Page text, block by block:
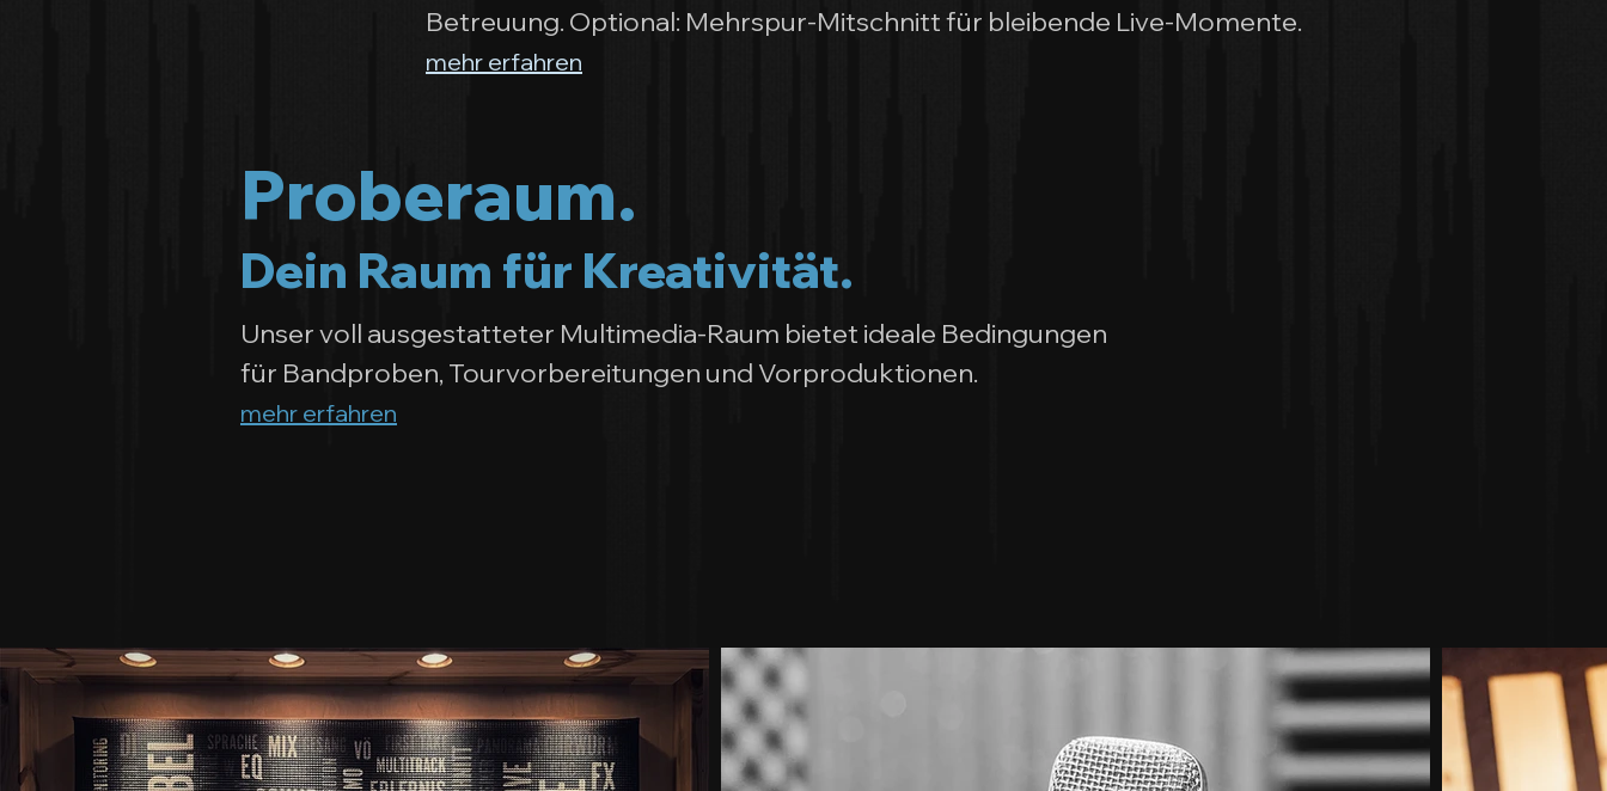
Betreuung. Optional: Mehrspur-Mitschnitt für bleibende Live-Momente.
mehr erfahren
Proberaum.
Dein Raum für Kreativität.
Unser voll ausgestatteter Multimedia-Raum bietet ideale Bedingungen
für Bandproben, Tourvorbereitungen und Vorproduktionen.
mehr erfahren